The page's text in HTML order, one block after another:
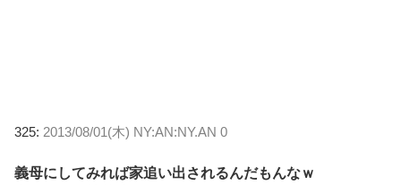
325: 2013/08/01(木) NY:AN:NY.AN 0
義母にしてみれば家追い出されるんだもんなｗ